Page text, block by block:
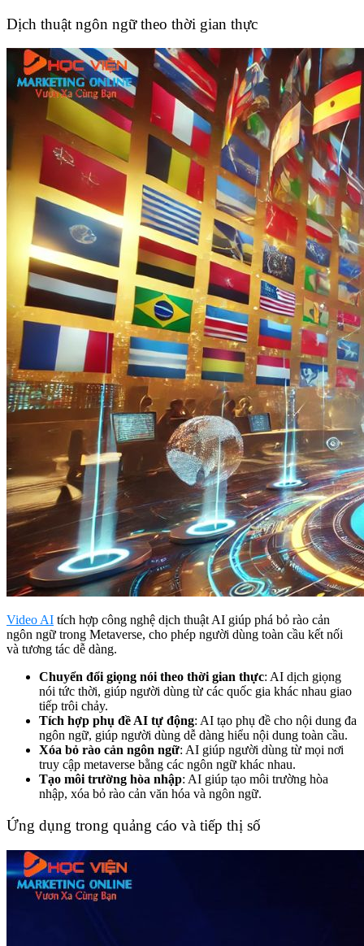
Dịch thuật ngôn ngữ theo thời gian thực
Video AI tích hợp công nghệ dịch thuật AI giúp phá bỏ rào cản
ngôn ngữ trong Metaverse, cho phép người dùng toàn cầu kết nối
và tương tác dễ dàng.
Chuyển đổi giọng nói theo thời gian thực: AI dịch giọng
nói tức thời, giúp người dùng từ các quốc gia khác nhau giao
tiếp trôi chảy.
Tích hợp phụ đề AI tự động: AI tạo phụ đề cho nội dung đa
ngôn ngữ, giúp người dùng dễ dàng hiểu nội dung toàn cầu.
Xóa bỏ rào cản ngôn ngữ: AI giúp người dùng từ mọi nơi
truy cập metaverse bằng các ngôn ngữ khác nhau.
Tạo môi trường hòa nhập: AI giúp tạo môi trường hòa
nhập, xóa bỏ rào cản văn hóa và ngôn ngữ.
Ứng dụng trong quảng cáo và tiếp thị số